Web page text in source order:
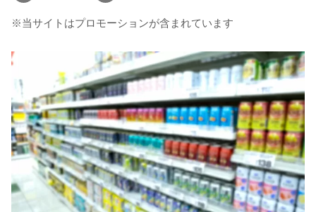
※当サイトはプロモーションが含まれています